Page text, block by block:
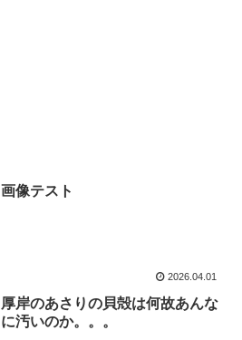
画像テスト
2026.04.01
厚岸のあさりの貝殻は何故あんな
に汚いのか。。。